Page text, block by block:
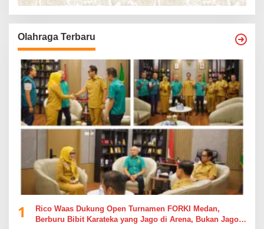
Olahraga Terbaru
1
Rico Waas Dukung Open Turnamen FORKI Medan,
Berburu Bibit Karateka yang Jago di Arena, Bukan Jago